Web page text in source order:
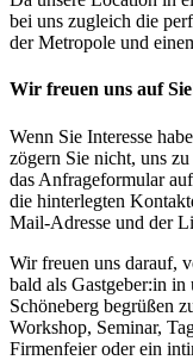
bei uns zugleich die
der Metropole und
Wir freuen uns auf
Wenn Sie Interesse
zögern Sie nicht, uns
das Anfrageformular
die hinterlegten
Mail-Adresse und der
Wir freuen uns darauf,
bald als Gastgeber:in
Schöneberg begrüßen
Workshop, Seminar,
Firmenfeier oder ein